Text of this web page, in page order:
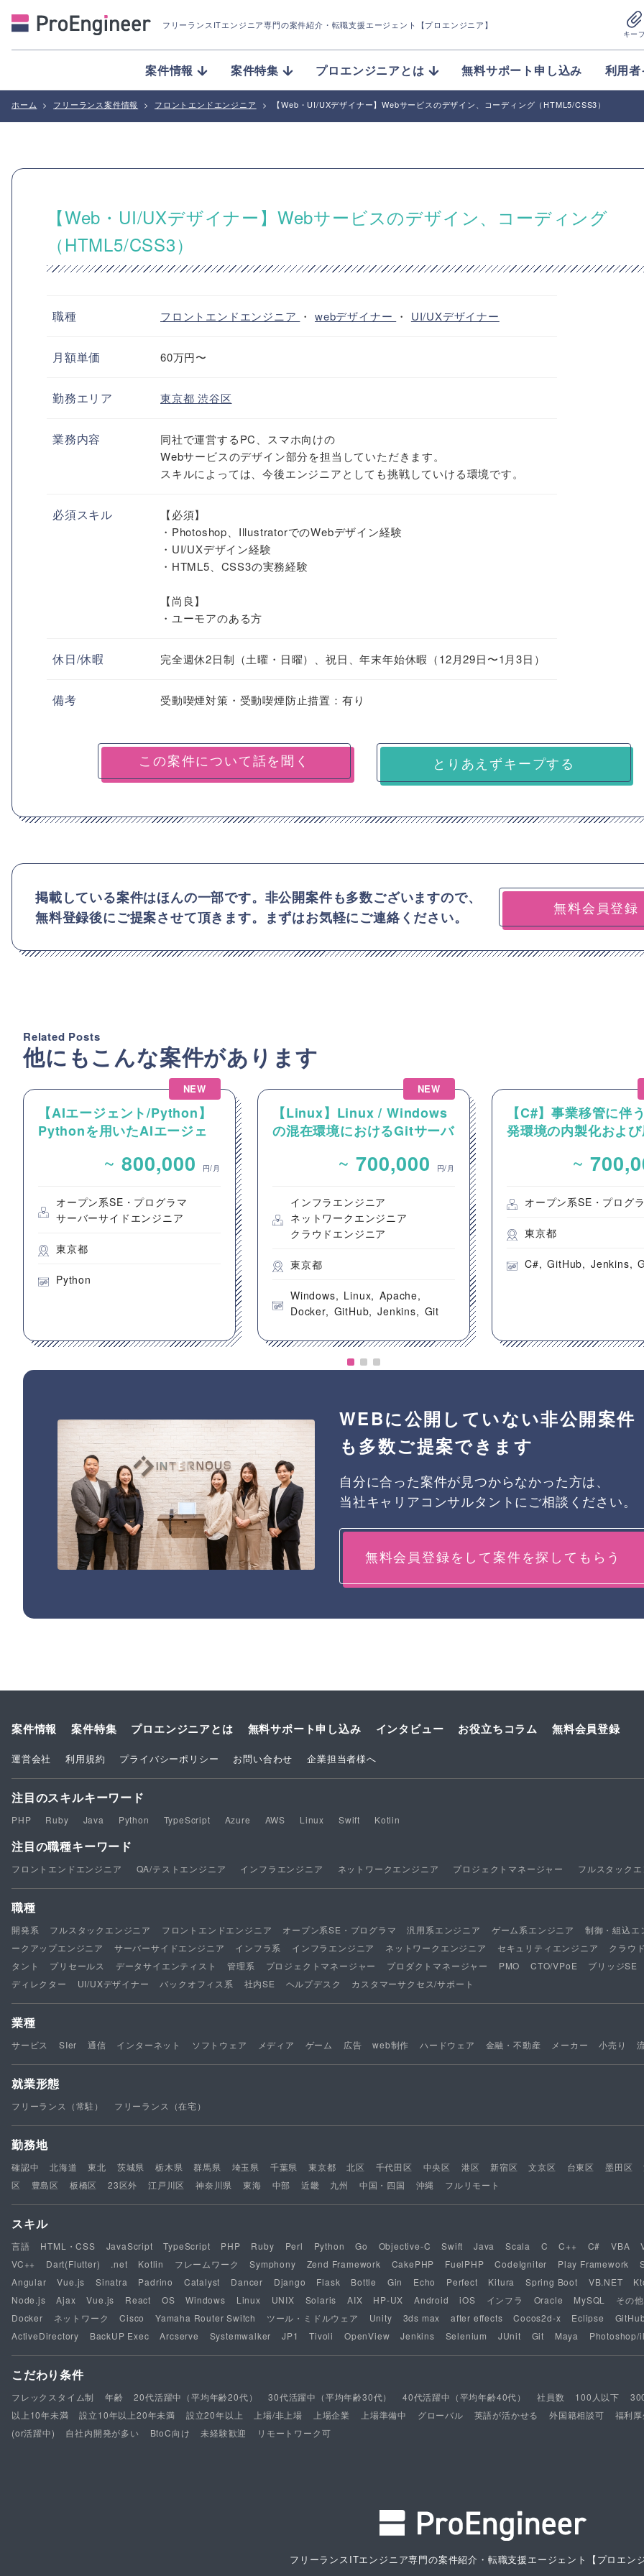
フリーランスITエンジニア専門の案件紹介 ・転職支援エージェント【プロエンジニア】
キー
案件情報 案件特集 プロエンジニアとは 無料サポート申し込み 利用
ホーム > フリーランス案件情報 > フロントエンドエンジニア > 【Web・UI/UXデザイナー】Webサービスのデザイン、コーディング（HTML5/CSS3）
【Web・UI/UXデザイナー】Webサービスのデザイン、コーディング
（HTML5/CSS3）
職種 フロントエンドエンジニア ・webデザイナー ・ UI/UXデザイナー
月額単価 60万円〜
勤務エリア 東京都渋谷区
業務内容
同社で運営するPC、スマホ向けの
Webサービスのデザイン部分を担当していただきます。
スキルによっては、今後エンジニアとしても挑戦していける環境です。
必須スキル
【必須】
・Photoshop、IllustratorでのWebデザイン経験
・UI/UXデザイン経験
・HTML5、CSS3の実務経験
【尚良】
・ユーモアのある方
休日/休暇 完全週休2日制（土曜・日曜）、祝日、年末年始休暇（12月29日〜1月3日）
備考 受動喫煙対策・受動喫煙防止措置：有り
とりあえずキープする
掲載している案件はほんの一部です。非公開案件も多数ございますので、
無料登録後にご提案させて頂きます。まずはお気軽にご連絡ください。
無料会員登録
Related Posts
他にもこんな案件があります
NEW
【AIエージェント/Python】
Pythonを用いたAIエージェ
~ 800,000 円/月
オープン系SE・プログラマ
サーバーサイドエンジニア
東京都
Python
NEW
【Linux】Linux / Windows
の混在環境におけるGitサーバ
~ 700,000 円/月
インフラエンジニア
ネットワークエンジニア
クラウドエンジニア
東京都
Windows Linux
Apache
Docker
GitHub Jenkins Git
【C#】事業移管に伴
発環境の内製化およ
開発要員）~
オープン系SE・プログ
東京都
C# GitHub Jenkins
WEBに公開していない非公開案件
も多数ご提案できます
自分に合った案件が見つからなかった方は、
当社キャリアコンサルタントにご相談ください。
無料会員登録をして案件を探してもらう
案件情報 案件特集 プロエンジニアとは 無料サポート申し込み インタビュー お役立ちコラム 無料会員登録
運営会社 利用規約 プライバシーポリシー お問い合わせ 企業担当者様へ
注目のスキルキーワード
PHP Ruby Java Python TypeScript Azure AWS Linux Swift Kotlin
注目の職種キーワード
フロントエンドエンジニア QA/テストエンジニア インフラエンジニア ネットワークエンジニア プロジェクトマネージャー フルスタック
職種
開発系 フルスタックエンジニア フロントエンドエンジニア オープン系SE・プログラマ 汎用系エンジニア ゲーム系エンジニア 制御・組込エ
ークアップエンジニア
サーバーサイドエンジニア インフラ系 インフラエンジニア ネットワークエンジニア セキュリティエンジニア クラウ
タント
プリセールス データサイエンティスト 管理系 プロジェクトマネージャー プロダクトマネージャー PMO CTO/VPoE ブリッジSE
ディレクター
UI/UXデザイナー バックオフィス系 社内SE ヘルプデスク カスタマーサクセス/サポート
業種
サービス SIer 通信 インターネット ソフトウェア メディア ゲーム 広告 web制作 ハードウェア 金融・不動産 メーカー 小売り
就業形態
フリーランス（常駐） フリーランス（在宅）
勤務地
確認中 北海道 東北 茨城県 栃木県 群馬県 埼玉県 千葉県 東京都 北区 千代田区 中央区 港区 新宿区 文京区 台東区 墨田区
区
豊島区 板橋区 23区外 江戸川区 神奈川県 東海 中部 近畿 九州 中国・四国 沖縄 フルリモート
スキル
言語 HTML・CSS JavaScript TypeScript PHP Ruby Perl Python Go Objective-C Swift Java Scala C C++ C# VBA
VC++
Dart(Flutter) .net Kotlin フレームワーク Symphony Zend Framework CakePHP FuelPHP CodeIgniter Play Framework
Angular
Vue.js Sinatra Padrino Catalyst Dancer Django Flask Bottle Gin Echo Perfect Kitura Spring Boot VB.NET
Node.js
Ajax Vue.js React OS Windows Linux UNIX Solaris AIX HP-UX Android iOS インフラ Oracle MySQL その他
Docker
ネットワーク Cisco Yamaha Router Switch ツール・ミドルウェア Unity 3ds max after effects Cocos2d-x Eclipse
ActiveDirectory
BackUP Exec Arcserve Systemwalker JP1 Tivoli OpenView Jenkins Selenium JUnit Git Maya Photoshop/
こだわり条件
フレックスタイム制 年齢 20代活躍中（平均年齢20代） 30代活躍中（平均年齢30代） 40代活躍中（平均年齢40代） 社員数 100人以下
以上10年未満
設立10年以上20年未満 設立20年以上 上場/非上場 上場企業 上場準備中 グローバル 英語が活かせる 外国籍相談可 福利厚
(or活躍中)
自社内開発が多い BtoC向け 未経験歓迎 リモートワーク可
フリーランスITエンジニア専門の案件紹介・転職支援エージェント 【プロエン